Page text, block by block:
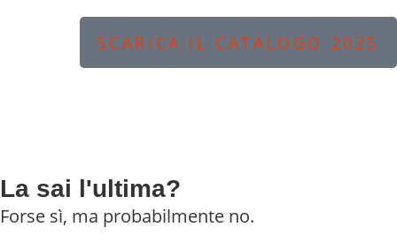
SCARICA IL CATALOGO 2025
La sai l'ultima?
Forse sì, ma probabilmente no.